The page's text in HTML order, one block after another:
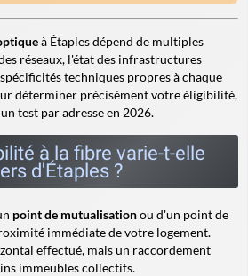
à Étaples dépend de multiples
réseaux, l'état des infrastructures
techniques propres à chaque
déterminer précisément votre éligibilité,
test par adresse en 2026.
à la fibre varie-t-elle
d'Étaples ?
point de mutualisationou d'un point de
immédiate de votre logement.
effectué, mais un raccordement
immeubles collectifs.